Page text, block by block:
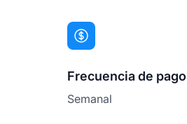
Frecuencia de
Semanal